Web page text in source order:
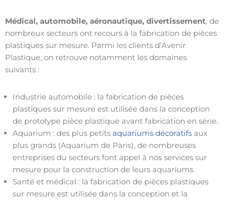
Médical, automobile, aéronautique, divertissement, de
nombreux secteurs ont recours à la fabrication de pièces
plastiques sur mesure. Parmi les clients d’Avenir
Plastique, on retrouve notamment les domaines
suivants :
Industrie automobile : la fabrication de pièces
plastiques sur mesure est utilisée dans la conception
de prototype pièce plastique avant fabrication en série.
Aquarium : des plus petits aquariums décoratifs aux
plus grands (Aquarium de Paris), de nombreuses
entreprises du secteurs font appel à nos services sur
mesure pour la construction de leurs aquariums.
Santé et médical : la fabrication de pièces plastiques
sur mesure est utilisée dans la conception et la